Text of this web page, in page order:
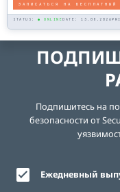
ЗАПИСАТЬСЯ НА БЕСПЛАТНЫЙ
STATUS: ● ONLINEDATE: 13.08.2026
Подпишитесь на
безопасности от
Ежедневный